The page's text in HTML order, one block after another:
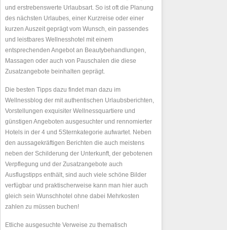
und erstrebenswerte Urlaubsart. So ist oft die Planung
des nächsten Urlaubes, einer Kurzreise oder einer
kurzen Auszeit geprägt vom Wunsch, ein passendes
und leistbares Wellnesshotel mit einem
entsprechenden Angebot an Beautybehandlungen,
Massagen oder auch von Pauschalen die diese
Zusatzangebote beinhalten geprägt.
Die besten Tipps dazu findet man dazu im
Wellnessblog der mit authentischen Urlaubsberichten,
Vorstellungen exquisiter Wellnessquartiere und
günstigen Angeboten ausgesuchter und rennomierter
Hotels in der 4 und 5Sternkategorie aufwartet. Neben
den aussagekräftigen Berichten die auch meistens
neben der Schilderung der Unterkunft, der gebotenen
Verpflegung und der Zusatzangebote auch
Ausflugstipps enthält, sind auch viele schöne Bilder
verfügbar und praktischerweise kann man hier auch
gleich sein Wunschhotel ohne dabei Mehrkosten
zahlen zu müssen buchen!
Etliche ausgesuchte Verweise zu thematisch